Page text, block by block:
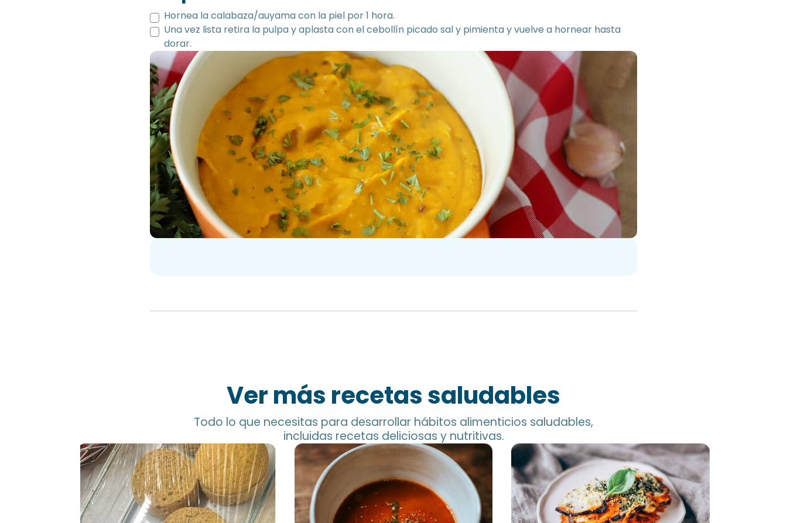
Hornea la calabaza/auyama con la piel por 1 hora.
Una vez lista retira la pulpa y aplasta con el cebollín picado sal y pimienta y vuelve a hornear hasta
dorar.
Ver más recetas saludables
Todo lo que necesitas para desarrollar hábitos alimenticios saludables,
incluidas recetas deliciosas y nutritivas.
Pan de Garbanzo Salsa de tomate sin tomate Berenjena al gratén